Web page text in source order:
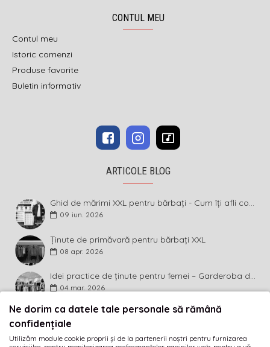
CONTUL MEU
Contul meu
Istoric comenzi
Produse favorite
Buletin informativ
ARTICOLE BLOG
Ghid de mărimi XXL pentru bărbați - Cum îți afli corect măsura și ce înseamnă diferența dintre mărimi
09 iun. 2026
Ținute de primăvară pentru bărbați XXL
08 apr. 2026
Idei practice de ținute pentru femei – Garderoba de primăvară 2026 în mărimi mari
04 mar. 2026
BULETIN INFORMATIV
Abonează-te la buletinul informativ și fii primul care
Ne dorim ca datele tale personale să rămână
confidențiale
Utilizăm module cookie proprii și de la partenerii noștri pentru furnizarea